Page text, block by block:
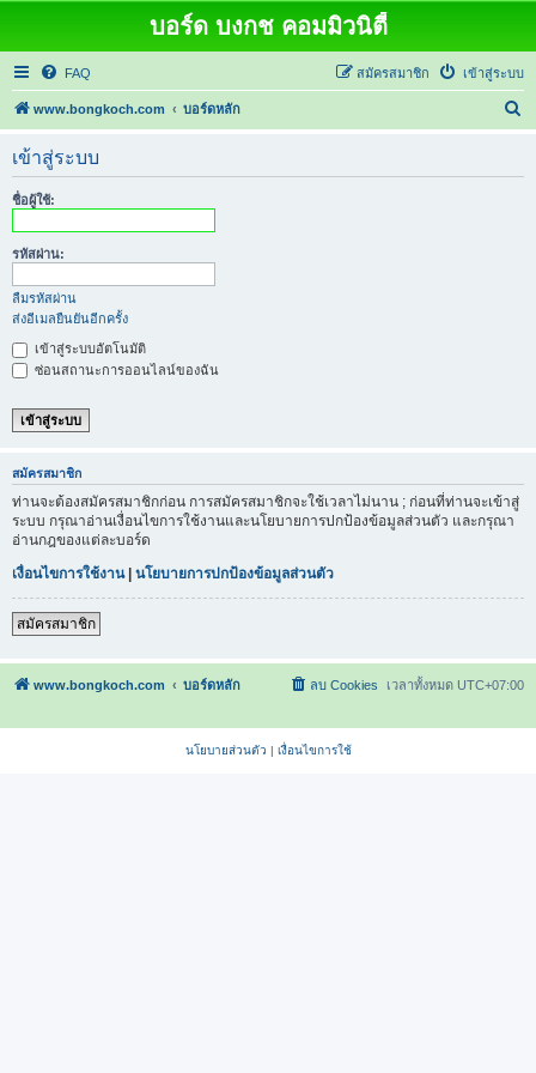
บอร์ด บงกช คอมมิวนิตี้
FAQ เข้าสู่ระบบ
สมัครสมาชิก
www.bongkoch.com บอร์ดหลัก
เข้าสู่ระบบ
ชื่อผู้ใช้:
รหัสผ่าน:
ลืมรหัสผ่าน
ส่งอีเมลยืนยันอีกครั้ง
เข้าสู่ระบบอัตโนมัติ
ซ่อนสถานะการออนไลน์ของฉัน
สมัครสมาชิก
ท่านจะต้องสมัครสมาชิกก่อน การสมัครสมาชิกจะใช้เวลาไม่นาน ; ก่อนที่ท่านจะเข้าสู่
ระบบ กรุณาอ่านเงื่อนไขการใช้งานและนโยบายการปกป้องข้อมูลส่วนตัว และกรุณา
อ่านกฎของแต่ละบอร์ด
เงื่อนไขการใช้งาน| นโยบายการปกป้องข้อมูลส่วนตัว
สมัครสมาชิก
www.bongkoch.com บอร์ดหลัก เวลาทั้งหมด UTC+07:00
ลบ Cookies
นโยบายส่วนตัว | เงื่อนไขการใช้